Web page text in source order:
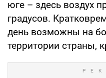
юге – здесь воздух
градусов.
день возможны на
территории страны,